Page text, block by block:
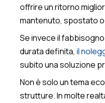
offrire un ritorno
mantenuto, spostato
Se invece il
durata definita, il
subito una soluzione
Non è solo un tema
strutture. In molte